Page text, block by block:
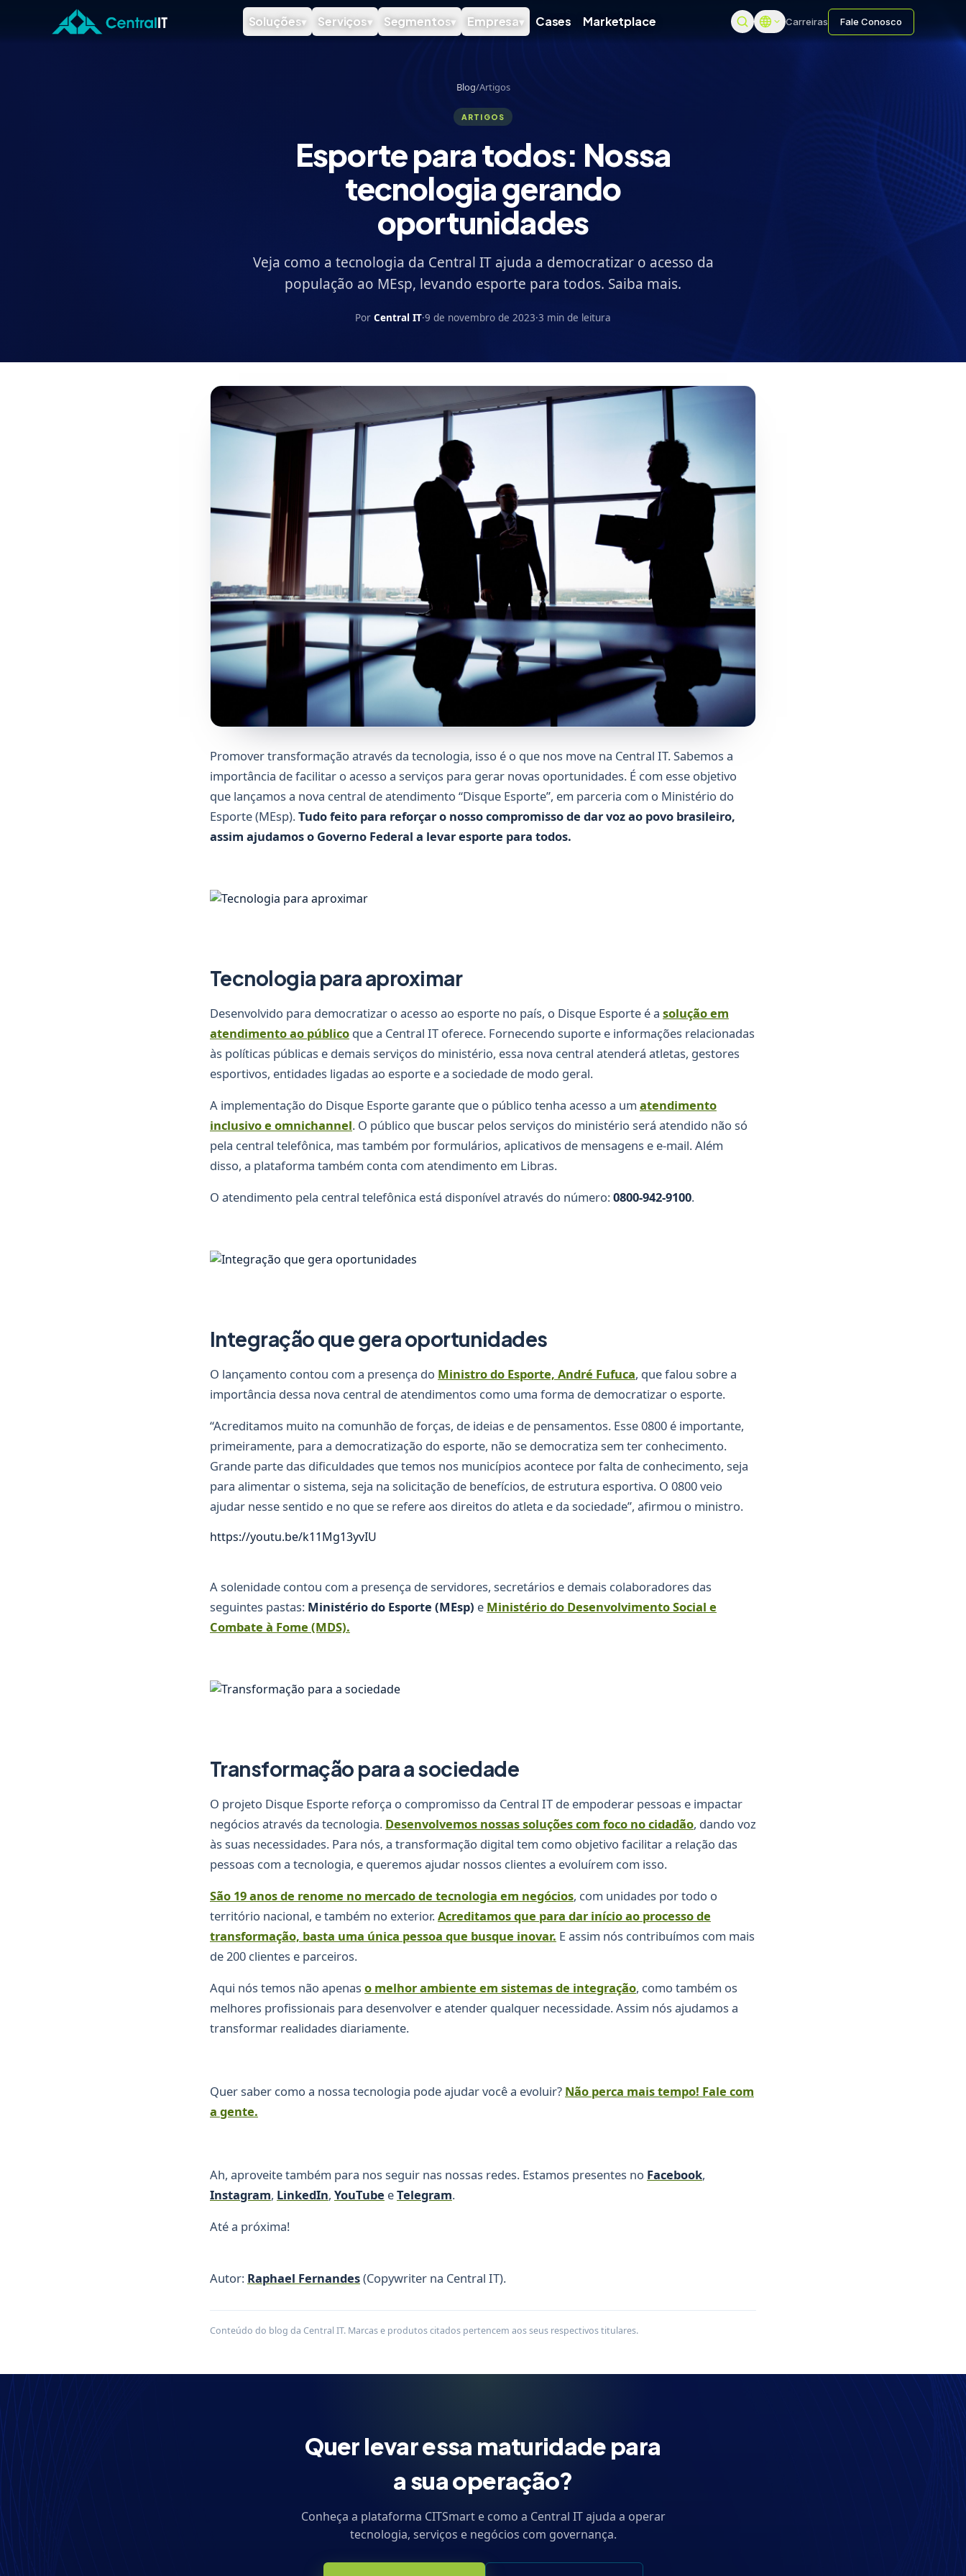
Pular para o conteúdo principal
Soluções▾ Serviços▾ Segmentos▾ Empresa▾ Cases Marketplace Carreiras Fale Conosco
Blog/Artigos
ARTIGOS
Esporte para todos: Nossa
tecnologia gerando
oportunidades
Veja como a tecnologia da Central IT ajuda a democratizar o acesso da
população ao MEsp, levando esporte para todos. Saiba mais.
Por Central IT·9 de novembro de 2023·3 min de leitura
Promover transformação através da tecnologia, isso é o que nos move na Central IT. Sabemos a
importância de facilitar o acesso a serviços para gerar novas oportunidades. É com esse objetivo
que lançamos a nova central de atendimento “Disque Esporte”, em parceria com o Ministério do
Esporte (MEsp).Tudo feito para reforçar o nosso compromisso de dar voz ao povo brasileiro,
assim ajudamos o Governo Federal a levar esporte para todos.
Tecnologia para aproximar
Desenvolvido para democratizar o acesso ao esporte no país, o Disque Esporte é a solução em
atendimento ao público que a Central IT oferece. Fornecendo suporte e informações relacionadas
às políticas públicas e demais serviços do ministério, essa nova central atenderá atletas, gestores
esportivos, entidades ligadas ao esporte e a sociedade de modo geral.
A implementação do Disque Esporte garante que o público tenha acesso a um atendimento
inclusivo e omnichannel. O público que buscar pelos serviços do ministério será atendido não só
pela central telefônica, mas também por formulários, aplicativos de mensagens e e-mail. Além
disso, a plataforma também conta com atendimento em Libras.
O atendimento pela central telefônica está disponível através do número:0800-942-9100.
Integração que gera oportunidades
O lançamento contou com a presença do Ministro do Esporte, André Fufuca, que falou sobre a
importância dessa nova central de atendimentos como uma forma de democratizar o esporte.
“Acreditamos muito na comunhão de forças, de ideias e de pensamentos. Esse 0800 é importante,
primeiramente, para a democratização do esporte, não se democratiza sem ter conhecimento.
Grande parte das dificuldades que temos nos municípios acontece por falta de conhecimento, seja
para alimentar o sistema, seja na solicitação de benefícios, de estrutura esportiva. O 0800 veio
ajudar nesse sentido e no que se refere aos direitos do atleta e da sociedade”, afirmou o ministro.
https://youtu.be/k11Mg13yvIU
A solenidade contou com a presença de servidores, secretários e demais colaboradores das
seguintes pastas: Ministério do Esporte (MEsp) e Ministério do Desenvolvimento Social e
Combate à Fome (MDS).
Transformação para a sociedade
O projeto Disque Esporte reforça o compromisso da Central IT de empoderar pessoas e impactar
negócios através da tecnologia. Desenvolvemos nossas soluções com foco no cidadão, dando voz
às suas necessidades. Para nós, a transformação digital tem como objetivo facilitar a relação das
pessoas com a tecnologia, e queremos ajudar nossos clientes a evoluírem com isso.
São 19 anos de renome no mercado de tecnologia em negócios, com unidades por todo o
território nacional, e também no exterior.Acreditamos que para dar início ao processo de
transformação, basta uma única pessoa que busque inovar. E assim nós contribuímos com mais
de 200 clientes e parceiros.
Aqui nós temos não apenas o melhor ambiente em sistemas de integração, como também os
melhores profissionais para desenvolver e atender qualquer necessidade. Assim nós ajudamos a
transformar realidades diariamente.
Quer saber como a nossa tecnologia pode ajudar você a evoluir? Não perca mais tempo! Fale com
a gente.
Ah, aproveite também para nos seguir nas nossas redes. Estamos presentes no Facebook,
Instagram, LinkedIn, YouTube eTelegram.
Até a próxima!
Autor: Raphael Fernandes(Copywriter na Central IT).
Conteúdo do blog da Central IT. Marcas e produtos citados pertencem aos seus respectivos titulares.
Quer levar essa maturidade para
a sua operação?
Conheça a plataforma CITSmart e como a Central IT ajuda a operar
tecnologia, serviços e negócios com governança.